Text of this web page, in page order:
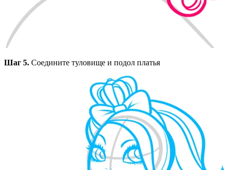
Шаг 5. Соедините туловище и подол платья